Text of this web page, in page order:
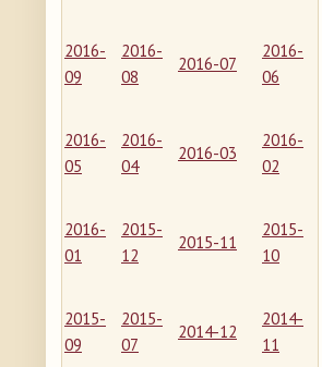
2016-
09
2016-
08
2016-07
2016-
06
2016-
05
2016-
04
2016-03
2016-
02
2016-
01
2015-
12
2015-11
2015-
10
2015-
09
2015-
07
2014-12
2014-
11